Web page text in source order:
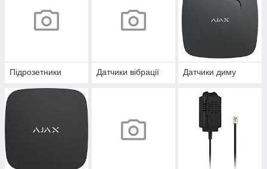
Підрозетники Датчики вібрації Датчики диму